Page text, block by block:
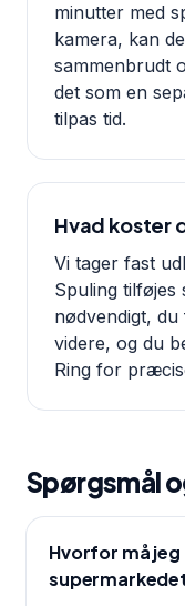
minutter med
kamera, kan
sammenbrudt
det som en
tilpas tid.
Hvad koster
Vi tager fast
Spuling
nødvendigt,
videre, og du
Ring for
Spørgsmål
Hvorfor må